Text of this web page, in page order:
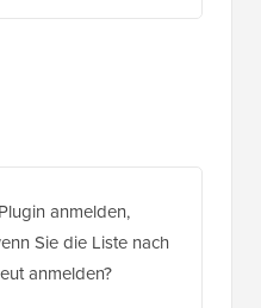
anmelden,
Sie die Liste nach
anmelden?